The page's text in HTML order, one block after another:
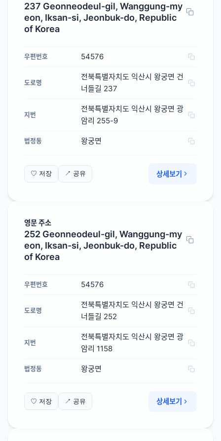
237 Geonneodeul-gil, Wanggung-my
eon, Iksan-si, Jeonbuk-do, Republic
of Korea
우편번호 54576
도로명
전북특별자치도 익산시 왕궁면 건
너들길 237
지번
전북특별자치도 익산시 왕궁면 광
암리 255-9
법정동 왕궁면
♡ 저장 ↗ 공유 상세보기
영문 주소
252 Geonneodeul-gil, Wanggung-my
eon, Iksan-si, Jeonbuk-do, Republic
of Korea
우편번호 54576
도로명
전북특별자치도 익산시 왕궁면 건
너들길 252
지번
전북특별자치도 익산시 왕궁면 광
암리 1158
법정동 왕궁면
♡ 저장 ↗ 공유 상세보기